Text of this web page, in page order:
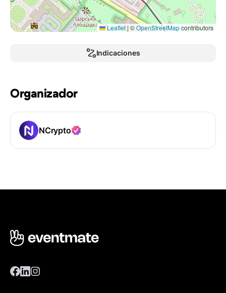
Leaflet | ©OpenStreetMapcontributors
Indicaciones
Organizador
NCrypto